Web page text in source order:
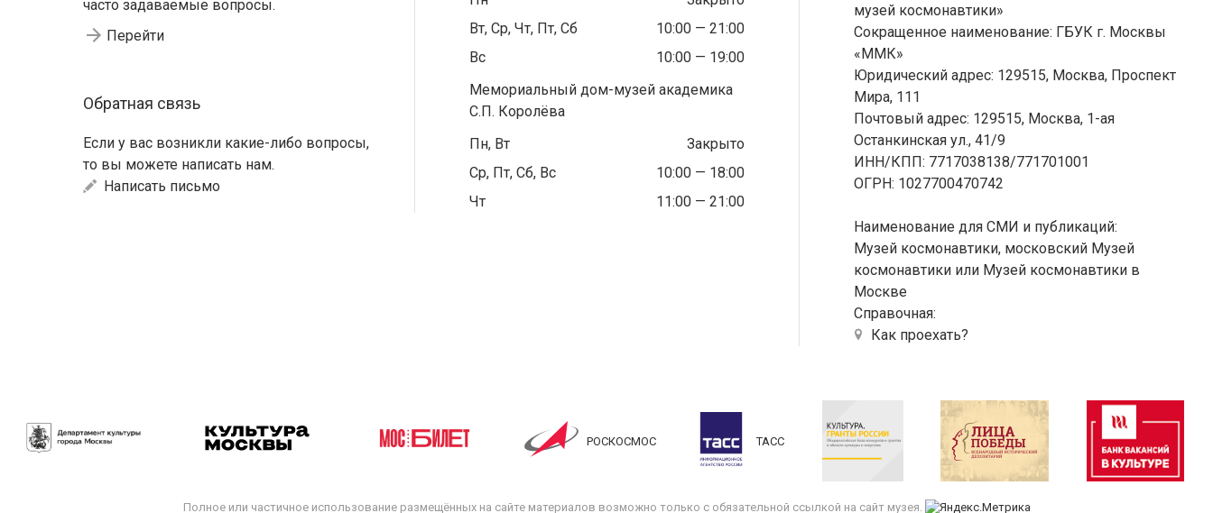
часто задаваемые вопросы.
Перейти
Обратная связь
Если у вас возникли какие-либо вопросы,
то вы можете написать нам.
Написать письмо
Вт, Ср, Чт, Пт, Сб
10:00 — 21:00
Вс
10:00 — 19:00
Мемориальный дом-музей академика
С.П. Королёва
Пн, Вт
Закрыто
Ср, Пт, Сб, Вс
10:00 — 18:00
Чт
11:00 — 21:00
музей космонавтики»
Сокращенное наименование: ГБУК г. Москвы
«ММК»
Юридический адрес: 129515, Москва, Проспект
Мира, 111
Почтовый адрес: 129515, Москва, 1-ая
Останкинская ул., 41/9
ИНН/КПП: 7717038138/771701001
ОГРН: 1027700470742
Наименование для СМИ и публикаций:
Музей космонавтики, московский Музей
космонавтики или Музей космонавтики в
Москве
Справочная:
Как проехать?
РОСКОСМОС ТАСС
Полное или частичное использование размещённых на сайте материалов возможно только с обязательной ссылкой на сайт музея.